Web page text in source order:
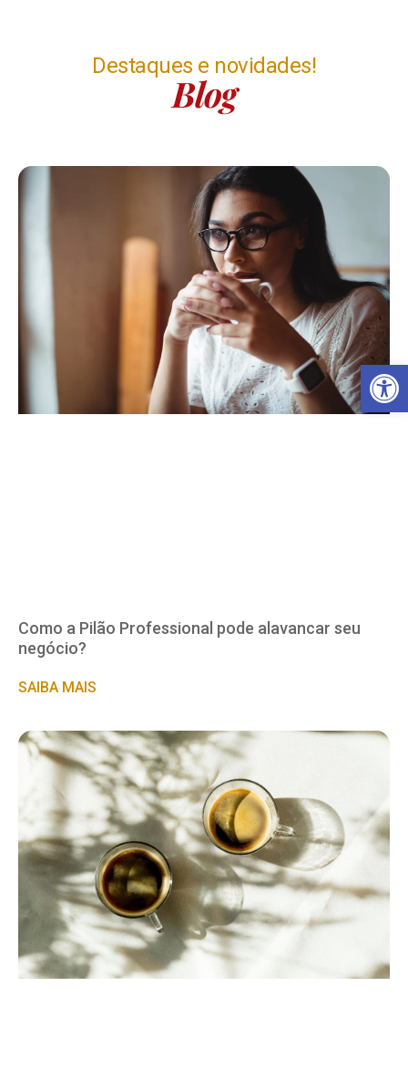
Destaques e novidades!
Blog
Como a Pilão Professional pode alavancar seu
negócio?
SAIBA MAIS